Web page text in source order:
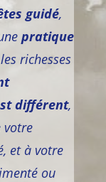
guidé,
pratique
richesses
différent,
votre
et à votre
ou